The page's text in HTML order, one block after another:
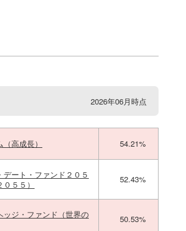
2026年06月時点
高成長） 54.21%
ート・ファンド２０５
５５）
52.43%
ッジ・ファンド（世界の
50.53%